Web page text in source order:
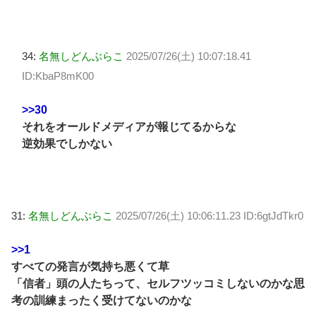
34: 名無しどんぶらこ 2025/07/26(土) 10:07:18.41
ID:KbaP8mK00
>>30
それをオールドメディアが報じてるからな
逆効果でしかない
31: 名無しどんぶらこ 2025/07/26(土) 10:06:11.23 ID:6gtJdTkr0
>>1
すべての発言が気持ち悪くて草
「信者」頭の人たちって、セルフツッコミしないのかな思
考の訓練まったく受けてないのかな